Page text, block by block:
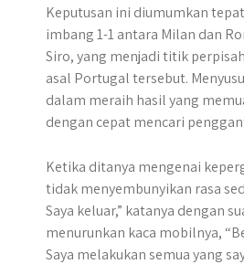
Keputusan ini diumumkan
imbang 1-1 antara Milan dan
Siro, yang menjadi titik
asal Portugal tersebut.
dalam meraih hasil yang
dengan cepat mencari
Ketika ditanya mengenai
tidak menyembunyikan rasa
Saya keluar,” katanya dengan
menurunkan kaca mobilnya,
Saya melakukan semua yang